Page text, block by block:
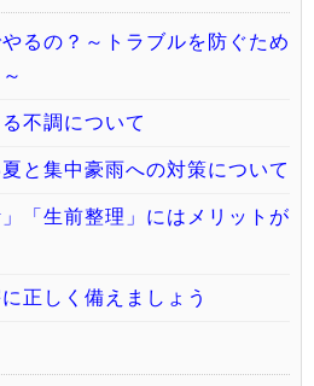
るの？～トラブルを防ぐため
不調について
と集中豪雨への対策について
「生前整理」にはメリットが
正しく備えましょう